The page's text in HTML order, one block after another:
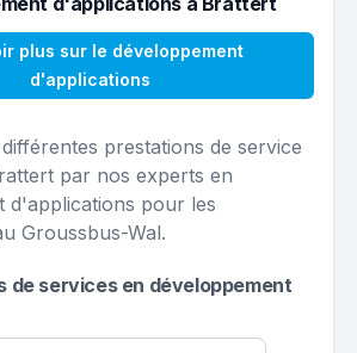
plus sur le développement
d'applications
prestations de service
par nos experts en
d'applications pour les
Groussbus-Wal.
de services en développement